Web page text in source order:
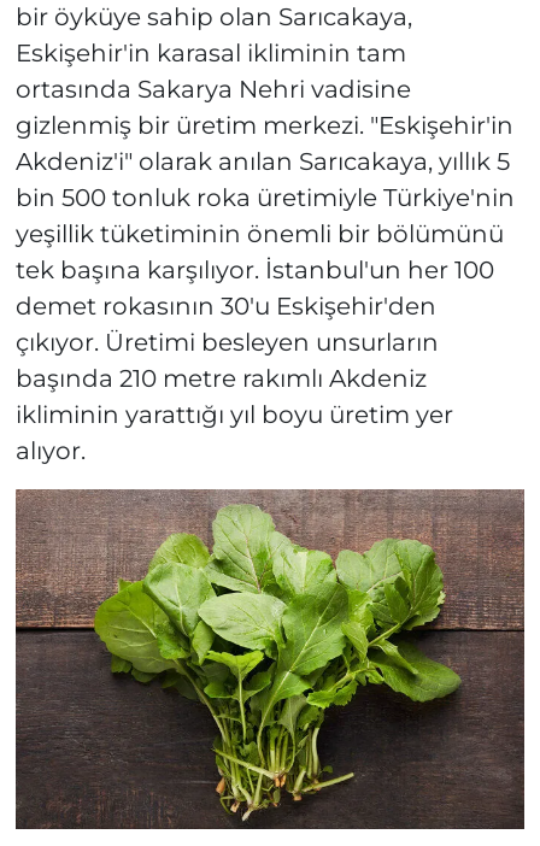
bir öyküye sahip olan Sarıcakaya,
Eskişehir'in karasal ikliminin tam
ortasında Sakarya Nehri vadisine
gizlenmiş bir üretim merkezi. "Eskişehir'in
Akdeniz'i" olarak anılan Sarıcakaya, yıllık 5
bin 500 tonluk roka üretimiyle Türkiye'nin
yeşillik tüketiminin önemli bir bölümünü
tek başına karşılıyor. İstanbul'un her 100
demet rokasının 30'u Eskişehir'den
çıkıyor. Üretimi besleyen unsurların
başında 210 metre rakımlı Akdeniz
ikliminin yarattığı yıl boyu üretim yer
alıyor.